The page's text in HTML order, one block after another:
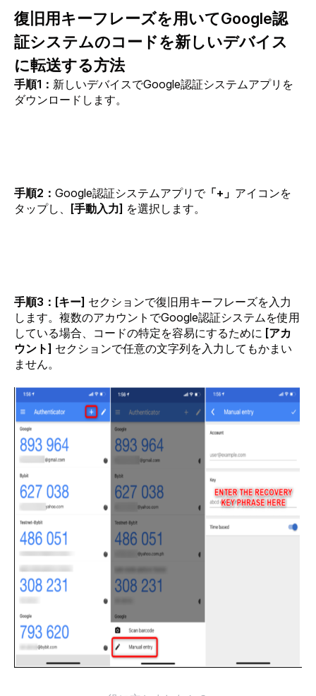
復旧用キーフレーズを用いてGoogle認
証システムのコードを新しいデバイス
に転送する方法
手順1： 新しいデバイスでGoogle認証システムアプリを
ダウンロードします。
手順2： Google認証システムアプリで「+」 アイコンを
タップし、
[手動入力] を選択します。
手順3：[キー] セクションで復旧用キーフレーズを入力
します。複数のアカウントでGoogle認証システムを使用
している場合、コードの特定を容易にするために [アカ
ウント] セクションで任意の文字列を入力してもかまい
ません。